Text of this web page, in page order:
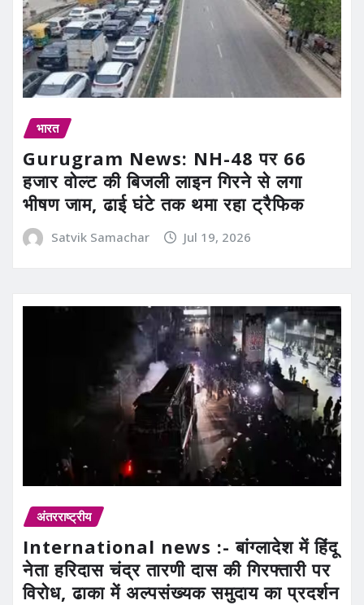
भारत
Gurugram News: NH-48 पर 66
हजार वोल्ट की बिजली लाइन गिरने से लगा
भीषण जाम, ढाई घंटे तक थमा रहा ट्रैफिक
Satvik Samachar Jul 19, 2026
अंतरराष्ट्रीय
International news :- बांग्लादेश में हिंदू
नेता हरिदास चंद्र तारणी दास की गिरफ्तारी पर
विरोध, ढाका में अल्पसंख्यक समुदाय का प्रदर्शन